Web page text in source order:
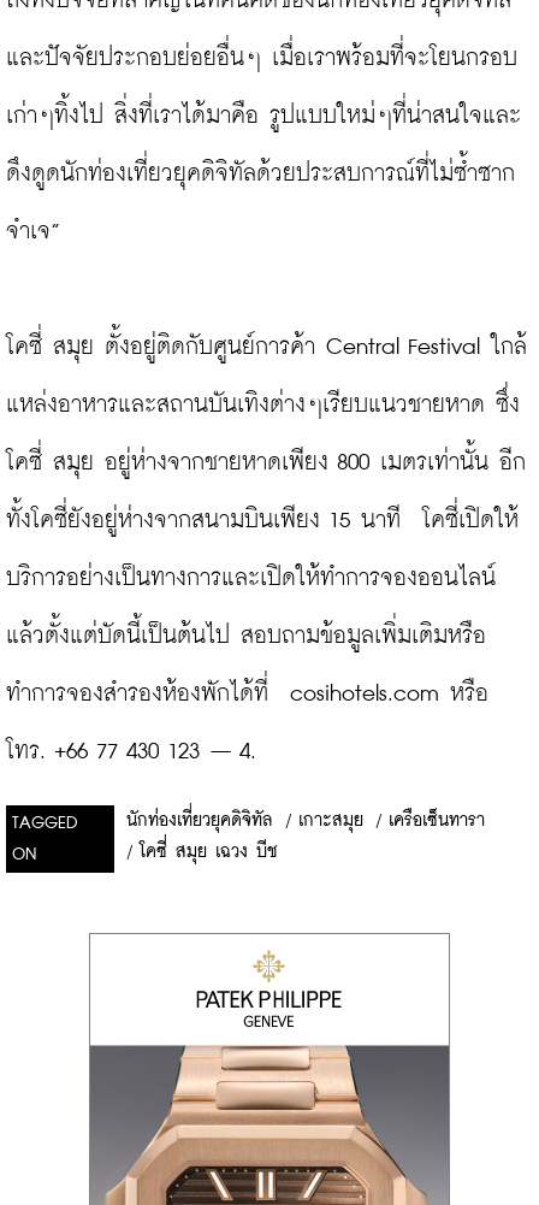
และปัจจัยประกอบย่อยอื่นๆ เมื่อเราพร้อมที่จะโยนกรอบ
เก่าๆทิ้งไป สิ่งที่เราได้มาคือ รูปแบบใหม่ๆที่น่าสนใจและ
ดึงดูดนักท่องเที่ยวยุคดิจิทัลด้วยประสบการณ์ที่ไม่ซ้ำซาก
จำเจ”
โคซี่ สมุย ตั้งอยู่ติดกับศูนย์การค้า Central Festival ใกล้
แหล่งอาหารและสถานบันเทิงต่างๆเรียบแนวชายหาด ซึ่ง
โคซี่ สมุย อยู่ห่างจากชายหาดเพียง 800 เมตรเท่านั้น อีก
ทั้งโคซี่ยังอยู่ห่างจากสนามบินเพียง 15 นาที  โคซี่เปิดให้
บริการอย่างเป็นทางการและเปิดให้ทำการจองออนไลน์
แล้วตั้งแต่บัดนี้เป็นต้นไป สอบถามข้อมูลเพิ่มเติมหรือ
ทำการจองสำรองห้องพักได้ที่  cosihotels.com หรือ
โทร. +66 77 430 123 – 4.
TAGGED
ON
นักท่องเที่ยวยุคดิจิทัล / เกาะสมุย / เครือเซ็นทารา
/ โคซี่ สมุย เฉวง บีช